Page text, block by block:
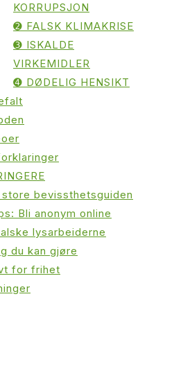
KORRUPSJON
➋ FALSK KLIMAKRISE
➌ ISKALDE
VIRKEMIDLER
➍ DØDELIG HENSIKT
store bevissthetsguiden
Bli anonym online
lysarbeiderne
du kan gjøre
for frihet